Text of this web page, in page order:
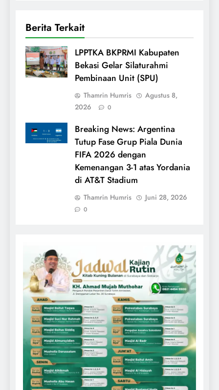
Berita Terkait
LPPTKA BKPRMI Kabupaten
Bekasi Gelar Silaturahmi
Pembinaan Unit (SPU)
Thamrin Humris
Agustus 8,
2026
0
Breaking News: Argentina
Tutup Fase Grup Piala Dunia
FIFA 2026 dengan
Kemenangan 3-1 atas Yordania
di AT&T Stadium
Thamrin Humris Juni 28, 2026
0